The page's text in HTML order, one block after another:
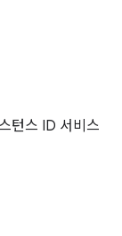
턴스 ID 서비스